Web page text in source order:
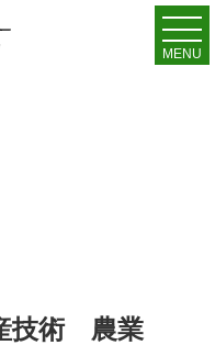
MENU
技術 農業